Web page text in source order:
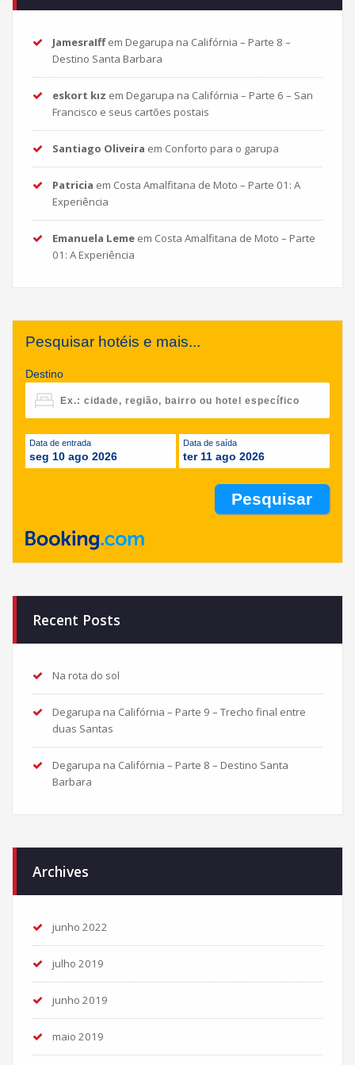
JamesraIffem Degarupa na Califórnia – Parte 8 –
Destino Santa Barbara
eskort kız em Degarupa na Califórnia – Parte 6 – San
Francisco e seus cartões postais
Santiago Oliveira em Conforto para o garupa
Patricia em Costa Amalfitana de Moto – Parte 01: A
Experiência
Emanuela Leme em Costa Amalfitana de Moto – Parte
01: A Experiência
Pesquisar hotéis e mais...
Destino
Data de entrada
seg 10 ago 2026
Data de saída
ter 11 ago 2026
Recent Posts
Na rota do sol
Degarupa na Califórnia – Parte 9 – Trecho final entre
duas Santas
Degarupa na Califórnia – Parte 8 – Destino Santa
Barbara
Archives
junho 2022
julho 2019
junho 2019
maio 2019